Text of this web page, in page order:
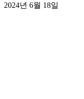
2024년 6월 18일